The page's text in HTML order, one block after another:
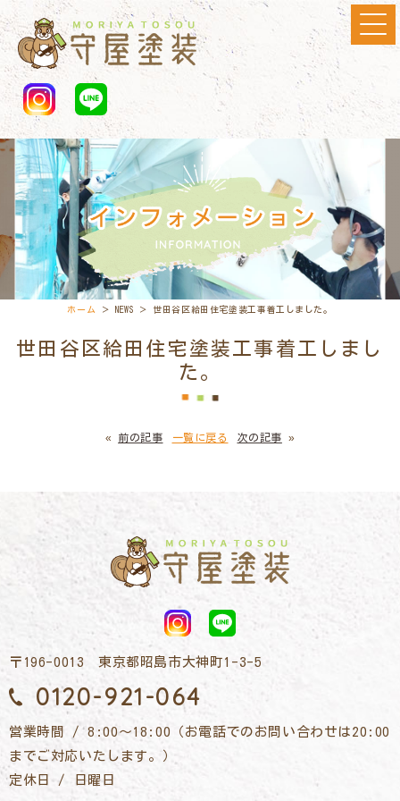
ホーム ＞ NEWS ＞ 世田谷区給田住宅塗装工事着工しました。
世田谷区給田住宅塗装工事着工しまし
た。
« 前の記事 一覧に戻る 次の記事 »
〒196-0013 東京都昭島市大神町1-3-5
0120-921-064
営業時間 / 8:00～18:00（お電話でのお問い合わせは20:00
までご対応いたします。）
定休日 / 日曜日